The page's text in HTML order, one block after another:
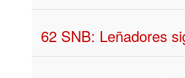
62 SNB: Leñadores